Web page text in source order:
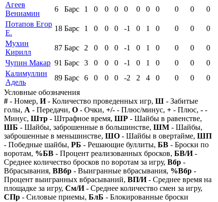
Агеев
Вениамин
6 Барс 1 0 0 0 0 0 0 0 0 0
0
Потапов Егор
Е.
18 Барс 1 0 0 0 -1 0 1 0 0 0
0
Мухин
Кирилл
87 Барс 2 0 0 0 -1 0 1 0 0 0
0
Чупин Макар 91 Барс 3 0 0 0 -1 0 1 0 0 0
0
Калимуллин
Адель
89 Барс 6 0 0 0 -2 2 4 0 0 0
0
Условные обозначения
# - Номер, И- Количество проведенных игр, Ш - Забитые
голы, А - Передачи, О - Очки, +/- - Плюс/минус, + - Плюс, - -
Минус, Штр - Штрафное время, ШР - Шайбы в равенстве,
ШБ - Шайбы, заброшенные в большинстве, ШМ - Шайбы,
заброшенные в меньшинстве, ШО - Шайбы в овертайме, ШП
- Победные шайбы, РБ - Решающие буллиты, БВ - Броски по
воротам, %БВ - Процент реализованных бросков, БВ/И-
Среднее количество бросков по воротам за игру, Вбр -
Вбрасывания, ВВбр - Выигранные вбрасывания, %Вбр -
Процент выигранных вбрасываний, ВП/И- Среднее время на
площадке за игру, См/И- Среднее количество смен за игру,
СПр - Силовые приемы, БлБ - Блокированные броски